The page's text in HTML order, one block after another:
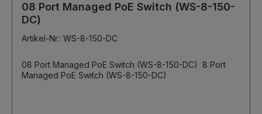
08 Port Managed PoE Switch (WS-8-150-
DC)
Artikel-Nr.: WS-8-150-DC
08 Port Managed PoE Switch (WS-8-150-DC) 8 Port